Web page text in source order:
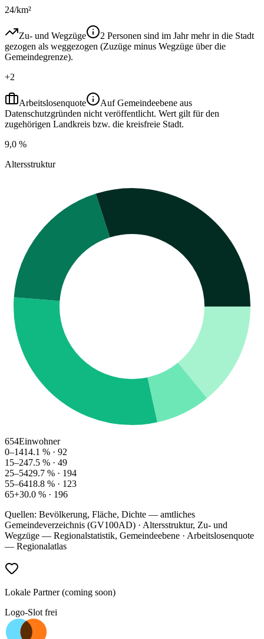
24/km²
Zu- und Wegzüge
2 Personen sind im Jahr mehr in die Stadt
gezogen als weggezogen (Zuzüge minus Wegzüge über die
Gemeindegrenze).
+2
Arbeitslosenquote
Auf Gemeindeebene aus
Datenschutzgründen nicht veröffentlicht. Wert gilt für den
zugehörigen Landkreis bzw. die kreisfreie Stadt.
9,0 %
Altersstruktur
654Einwohner
0–1414.1 % · 92
15–247.5 % · 49
25–5429.7 % · 194
55–6418.8 % · 123
65+30.0 % · 196
Quellen: Bevölkerung, Fläche, Dichte — amtliches
Gemeindeverzeichnis (GV100AD) · Altersstruktur, Zu- und
Wegzüge — Regionalstatistik, Gemeindeebene · Arbeitslosenquote
— Regionalatlas
Lokale Partner (coming soon)
Logo-Slot frei